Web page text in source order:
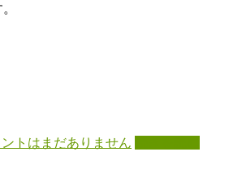
ントはまだありません